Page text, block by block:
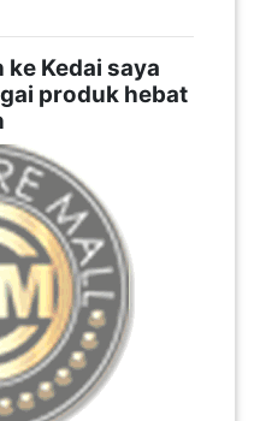
Kedai saya
produk hebat